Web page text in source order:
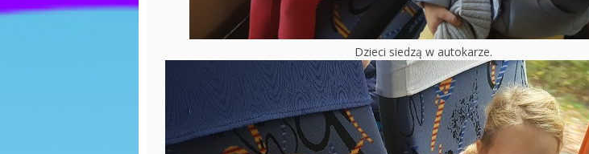
pierniczków
WIGILIA- WIEWIÓRKI
Mikołajki
Dzień misia
Nasz pierwszy
zimowy spacer
Walentynki
Dzień pizzy
EKO warsztaty –
torby
Bal karnawałowy
Dokarmiamy ptaki
Jesienny obraz
Dzień chłopaka
Zabawy z darami
jesieni
Powitanie Jesieni
Dzień przedszkolaka
Dzień chłopaka
Pierwszy dzień
jesieni
Poznajemy się
Dni otwarte
RYTMIKA
Dzieci siedzą w autokarze.